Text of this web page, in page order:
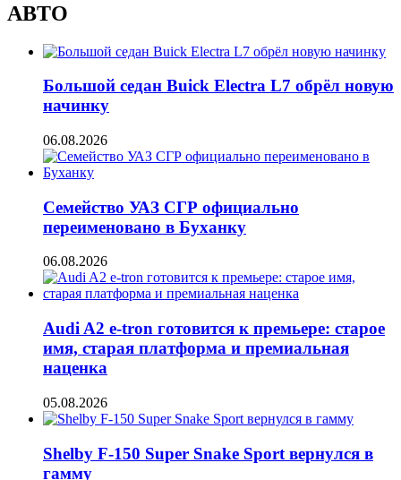
АВТО
Большой седан Buick Electra L7 обрёл новую
начинку
06.08.2026
Семейство УАЗ СГР официально
переименовано в Буханку
06.08.2026
Audi A2 e-tron готовится к премьере: старое
имя, старая платформа и премиальная
наценка
05.08.2026
Shelby F-150 Super Snake Sport вернулся в
гамму